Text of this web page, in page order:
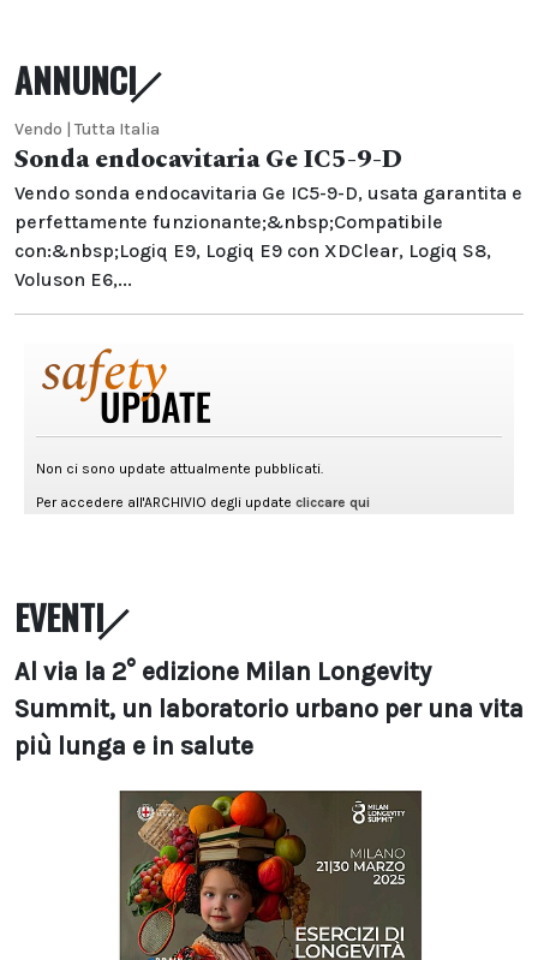
ANNUNCI
Vendo | Tutta Italia
Sonda endocavitaria Ge IC5-9-D
Vendo sonda endocavitaria Ge IC5-9-D, usata garantita e
perfettamente funzionante;&nbsp;Compatibile
con:&nbsp;Logiq E9, Logiq E9 con XDClear, Logiq S8,
Voluson E6,...
EVENTI
Al via la 2° edizione Milan Longevity
Summit, un laboratorio urbano per una vita
più lunga e in salute